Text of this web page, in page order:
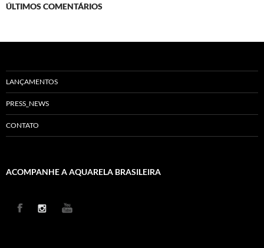
ÚLTIMOS COMENTÁRIOS
LANÇAMENTOS
PRESS_NEWS
CONTATO
ACOMPANHE A AQUARELA BRASILEIRA